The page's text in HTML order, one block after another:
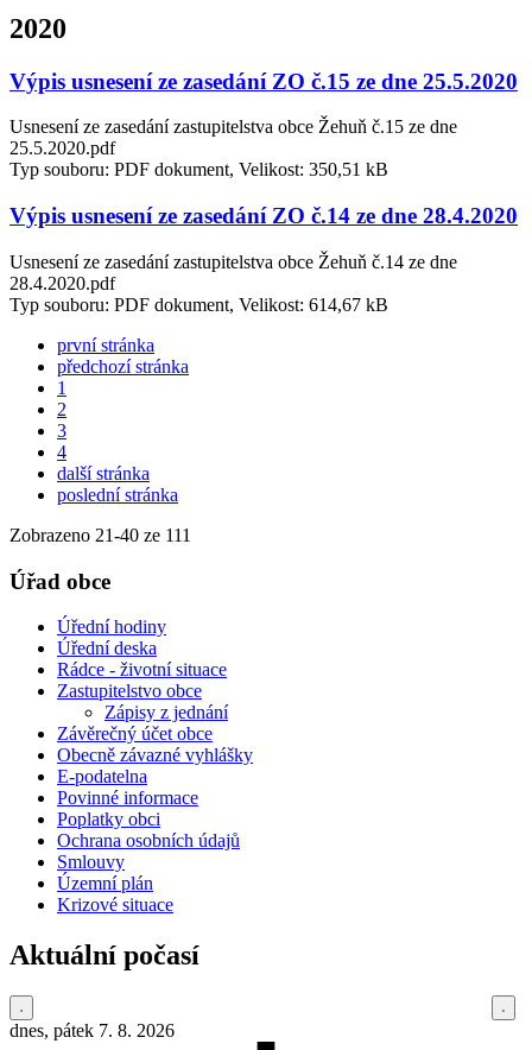
2020
Výpis usnesení ze zasedání ZO č.15 ze dne 25.5.2020
Usnesení ze zasedání zastupitelstva obce Žehuň č.15 ze dne
25.5.2020.pdf
Typ souboru: PDF dokument, Velikost: 350,51 kB
Výpis usnesení ze zasedání ZO č.14 ze dne 28.4.2020
Usnesení ze zasedání zastupitelstva obce Žehuň č.14 ze dne
28.4.2020.pdf
Typ souboru: PDF dokument, Velikost: 614,67 kB
první stránka
předchozí stránka
1
2
3
4
další stránka
poslední stránka
Zobrazeno 21-40 ze 111
Úřad obce
Úřední hodiny
Úřední deska
Rádce - životní situace
Zastupitelstvo obce
Zápisy z jednání
Závěrečný účet obce
Obecně závazné vyhlášky
E-podatelna
Povinné informace
Poplatky obci
Ochrana osobních údajů
Smlouvy
Územní plán
Krizové situace
Aktuální počasí
dnes, pátek 7. 8. 2026